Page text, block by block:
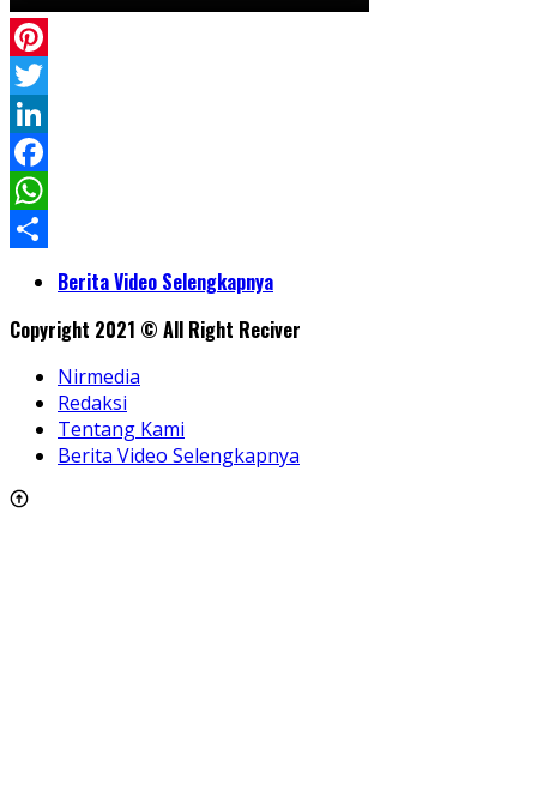
Pinterest
Twitter
LinkedIn
Facebook
WhatsApp
ShareBerita Video Selengkapnya
Copyright 2021 © All Right Reciver
Nirmedia
Redaksi
Tentang Kami
Berita Video Selengkapnya